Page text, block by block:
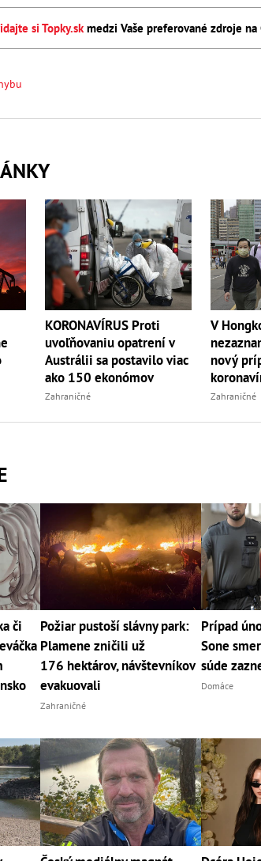
si Topky.sk medzi Vaše preferované zdroje na
KORONAVÍRUS Proti
uvoľňovaniu opatrení v
Austrálii sa postavilo viac
ako 150 ekonómov
Zahraničné
V
nový
Zahraničné
či
Požiar pustoší slávny park:
Plamene zničili už
176 hektárov, návštevníkov
evakuovali
Zahraničné
Prípad
Sone
súde
Domáce